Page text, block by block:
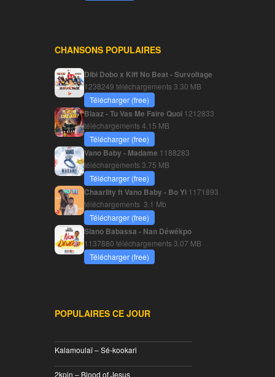
CHANSONS POPULAIRES
Dibi Dobo x Kiff No Beat - Survoltage
1238249 téléchargements3.30 MB
Télécharger (free)
Blaaz - Tu Vas Me Faire Quoi 1212833
téléchargements4.15 MB
Télécharger (free)
Vano Baby - Madame 1188283
téléchargements3.75 MB
Télécharger (free)
Chaarlity ft Vano Baby - Bo Yi 1171893
téléchargements 3.1 Mb
Télécharger (free)
Siano Babassa - Nan Déwékpo
1137880 téléchargements3.07 MB
Télécharger (free)
POPULAIRES CE JOUR
Kalamoulaï – Sé-kookari
2kpin – Blood of Jesus